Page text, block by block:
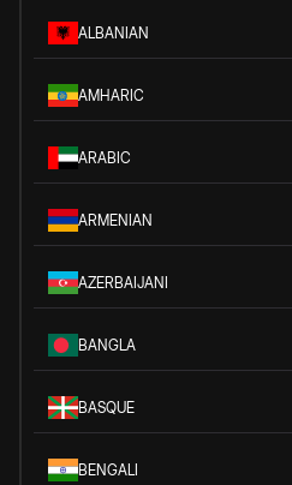
ALBANIAN
AMHARIC
ARABIC
ARMENIAN
AZERBAIJANI
BANGLA
BASQUE
BENGALI